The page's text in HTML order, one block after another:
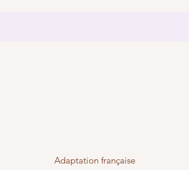
Adaptation française